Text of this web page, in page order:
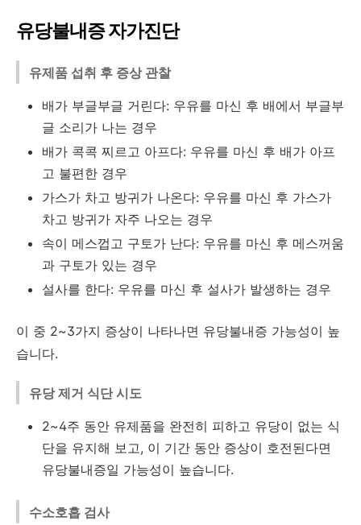
유당불내증 자가진단
유제품 섭취 후 증상 관찰
배가 부글부글 거린다: 우유를 마신 후 배에서 부글부
글 소리가 나는 경우
배가 콕콕 찌르고 아프다: 우유를 마신 후 배가 아프
고 불편한 경우
가스가 차고 방귀가 나온다: 우유를 마신 후 가스가
차고 방귀가 자주 나오는 경우
속이 메스껍고 구토가 난다: 우유를 마신 후 메스꺼움
과 구토가 있는 경우
설사를 한다: 우유를 마신 후 설사가 발생하는 경우
이 중 2~3가지 증상이 나타나면 유당불내증 가능성이 높
습니다.
유당 제거 식단 시도
2~4주 동안 유제품을 완전히 피하고 유당이 없는 식
단을 유지해 보고, 이 기간 동안 증상이 호전된다면
유당불내증일 가능성이 높습니다.
수소호흡 검사